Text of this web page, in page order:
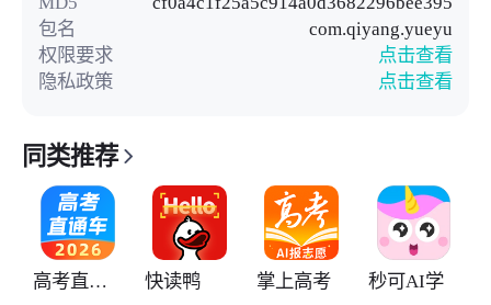
包名
com.qiyang.yueyu
权限要求
点击查看
隐私政策
点击查看
同类推荐
高考直通车 快读鸭 掌上高考 秒可AI学